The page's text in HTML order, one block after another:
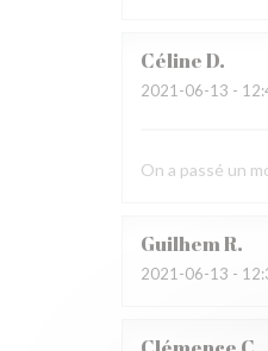
CélineD
2021-06-13 -
On a passé un
GuilhemR
2021-06-13 -